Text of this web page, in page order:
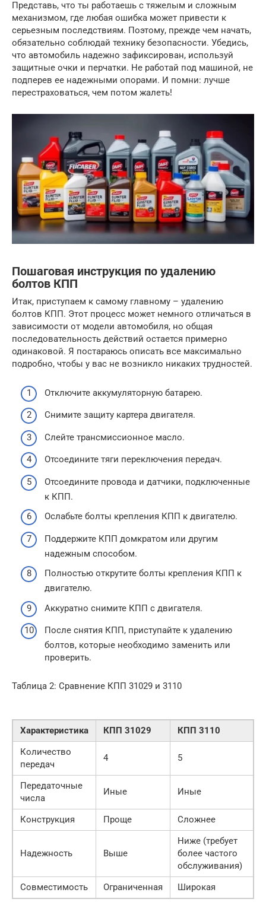
Представь, что ты работаешь с тяжелым и сложным
механизмом, где любая ошибка может привести к
серьезным последствиям. Поэтому, прежде чем начать,
обязательно соблюдай технику безопасности. Убедись,
что автомобиль надежно зафиксирован, используй
защитные очки и перчатки. Не работай под машиной, не
подперев ее надежными опорами. И помни: лучше
перестраховаться, чем потом жалеть!
Пошаговая инструкция по удалению
болтов КПП
Итак, приступаем к самому главному – удалению
болтов КПП. Этот процесс может немного отличаться в
зависимости от модели автомобиля, но общая
последовательность действий остается примерно
одинаковой. Я постараюсь описать все максимально
подробно, чтобы у вас не возникло никаких трудностей.
Отключите аккумуляторную батарею.
Снимите защиту картера двигателя.
Слейте трансмиссионное масло.
Отсоедините тяги переключения передач.
Отсоедините провода и датчики, подключенные
к КПП.
Ослабьте болты крепления КПП к двигателю.
Поддержите КПП домкратом или другим
надежным способом.
Полностью открутите болты крепления КПП к
двигателю.
Аккуратно снимите КПП с двигателя.
После снятия КПП, приступайте к удалению
болтов, которые необходимо заменить или
проверить.
Таблица 2: Сравнение КПП 31029 и 3110
Характеристика КПП 31029
КПП 3110
Количество
передач
4 5
Передаточные
числа
Иные Иные
Конструкция Проще Сложнее
Надежность Выше
Ниже (требует
более частого
обслуживания)
Совместимость
Ограниченная Широкая